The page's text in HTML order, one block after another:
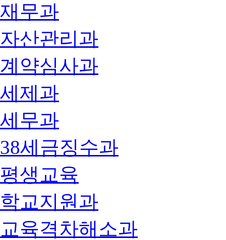
재무과
자산관리과
계약심사과
세제과
세무과
38세금징수과
평생교육
학교지원과
교육격차해소과